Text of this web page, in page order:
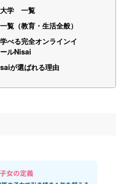
大学 一覧
覧（教育・生活全般）
べる完全オンラインイ
ルNisai
が選ばれる理由